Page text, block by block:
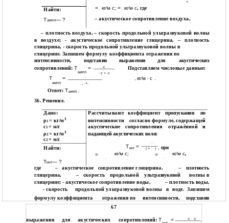
Найти:
Тампл— ?
+
=∙ кг⁄м с; =∙ кг⁄м с, где
– акустическое сопротивление воздуха,
– плотность воздуха, – скорость продольной ультразвуковой волны
в воздухе; - акустическое сопротивление глицерина, – плотность
глицерина, - скорость продольной ультразвуковой волны в
глицерине. Запишем формулу коэффициента отражения по
интенсивности, подставив выражения для акустических
сопротивлений:Т = ∙ ∙с . Подставляем числовые данные:
ампл ∙с + ∙с
Т = ∙ ∙ , кг⁄м ∙ с .
ампл , ∙+∙
Ответ:Тампл
36. Решение.
Дано: Рассчитывают коэффициент пропускания по
ρ1 = кг/м3 интенсивности
согласно формуле, содержащей
с1 = м/с акустические сопротивления отражённой
и
ρ2= кг/м3 падающей акустических волн:
с2= м/с ∙ ∙
Найти: Тинт = , при
( + )
кг⁄м с; кг⁄м с,
=
∙
=
∙
Тинт— ?
где
– акустическое сопротивление глицерина, – плотность
глицерина, – скорость продольной ультразвуковой
волны в
глицерине; - акустическое сопротивление воды,
– плотность воды,
- скорость
продольной ультразвуковой волны в воде. Запишем
формулу коэффициента
отражения по интенсивности, подставив
67
выражения для акустических сопротивлений:Т = ∙с ∙ ∙с .